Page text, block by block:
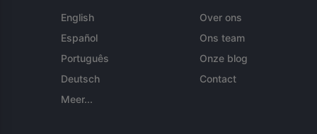
English
Español
Português
Deutsch
Meer...
Over ons
Ons team
Onze blog
Contact